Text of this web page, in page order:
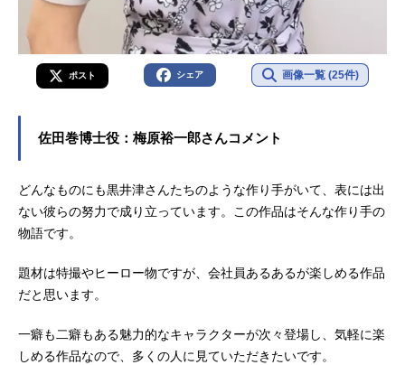
ポスト シェア 画像一覧 (25件)
佐田巻博士役：梅原裕一郎さんコメント
どんなものにも黒井津さんたちのような作り手がいて、表には出
ない彼らの努力で成り立っています。この作品はそんな作り手の
物語です。
題材は特撮やヒーロー物ですが、会社員あるあるが楽しめる作品
だと思います。
一癖も二癖もある魅力的なキャラクターが次々登場し、気軽に楽
しめる作品なので、多くの人に見ていただきたいです。